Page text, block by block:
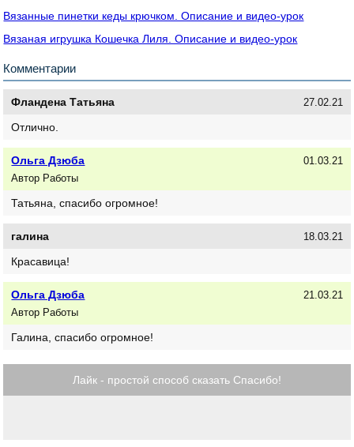
Вязанные пинетки кеды крючком. Описание и видео-урок
Вязаная игрушка Кошечка Лиля. Описание и видео-урок
Комментарии
Фландена Татьяна 27.02.21
Отлично.
Ольга Дзюба
Автор Работы
01.03.21
Татьяна, спасибо огромное!
галина 18.03.21
Красавица!
Ольга Дзюба
Автор Работы
21.03.21
Галина, спасибо огромное!
Лайк - простой способ сказать Спасибо!